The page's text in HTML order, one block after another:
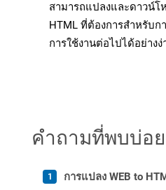
สามารถแปลงและดาวน์
HTML ที่ต้องการสำหรับ
การใช้งานต่อไปได้อย่างง่
คำถามที่พบบ่อย
การแปลง WEB to